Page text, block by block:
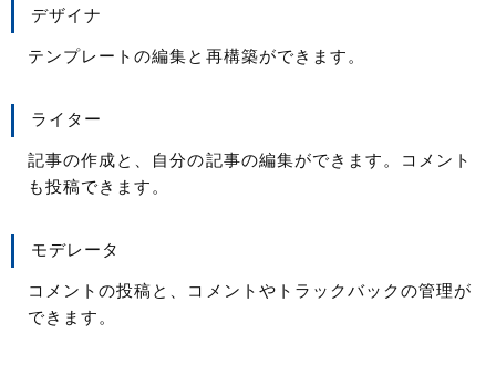
デザイナ
テンプレートの編集と再構築ができます。
ライター
記事の作成と、自分の記事の編集ができます。コメント
も投稿できます。
モデレータ
コメントの投稿と、コメントやトラックバックの管理が
できます。